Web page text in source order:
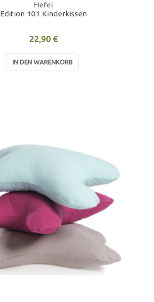
Hefel
Edition 101 Kinderkissen
22,90 €
IN DEN WARENKORB